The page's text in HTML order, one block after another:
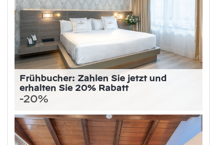
Frühbucher: Zahlen Sie jetzt und
erhalten Sie 20% Rabatt
-20%